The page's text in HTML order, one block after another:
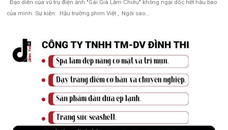
Đạo diễn của vũ trụ điện ảnh "Gái Già Lắm Chiêu" không ngại dốc hết hầu bao
của mình. Sự kiện: Hậu trường phim Việt , Ngôi sao...